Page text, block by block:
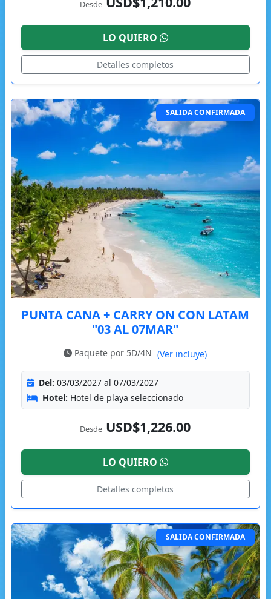
Desde
LO QUIERO
Detalles completos
SALIDA CONFIRMADA
PUNTA CANA + CARRY ON CON LATAM
"03 AL 07MAR"
Paquete por 5D/4N (Ver incluye)
Del: 03/03/2027 al 07/03/2027
Hotel: Hotel de playa seleccionado
Desde USD$1,226.00
LO QUIERO
Detalles completos
SALIDA CONFIRMADA